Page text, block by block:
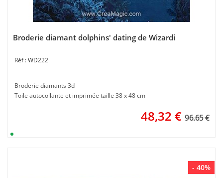
Broderie diamant dolphins' dating de Wizardi
WD222
Broderie diamants 3d
Toile autocollante et imprimée taille 38 x 48 cm
48,32 € 96.65 €
- 40%